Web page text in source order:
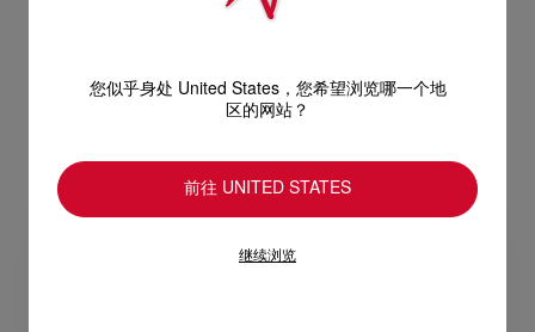
60 mm 露跟高跟鞋 - 小牛皮 - 杏色 -
60 mm 露跟高跟鞋 - 新颖皮革 - 黑
您似乎身处 United States，您希望浏览哪一个地
区的网站？
前往 UNITED STATES
继续浏览